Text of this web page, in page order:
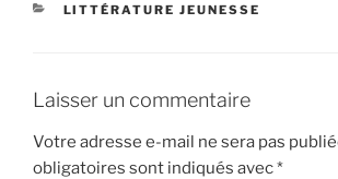
CATÉGORIES
LITTÉRATURE JEUNESSE
Laisser un commentaire
Votre adresse e-mail ne sera pas
obligatoires sont indiqués avec*